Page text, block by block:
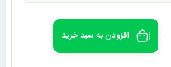
افزودن به سبد خرید